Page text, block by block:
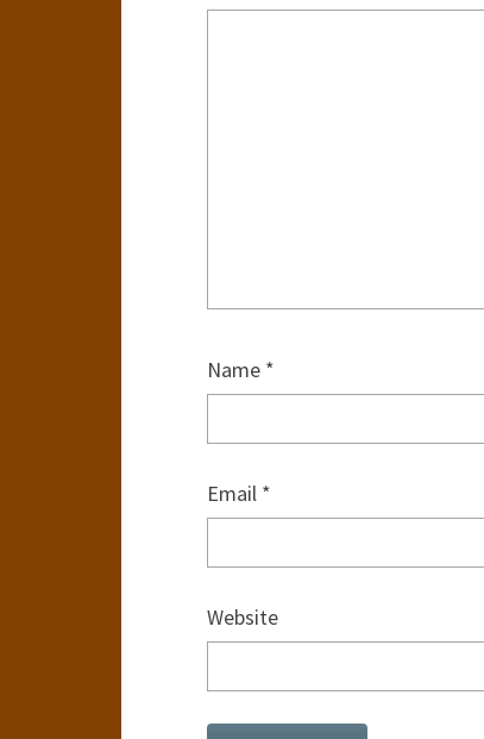
Name *
Email *
Website